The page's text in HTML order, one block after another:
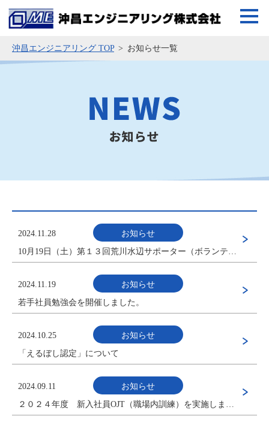
沖昌エンジニアリング TOP お知らせ一覧
2024.11.28
お知らせ
10月19日（土）第１３回荒川水辺サポーター（ボランティア活動）を実施しました。
2024.11.19
お知らせ
若手社員勉強会を開催しました。
2024.10.25
お知らせ
「えるぼし認定」について
2024.09.11
お知らせ
２０２４年度 新入社員OJT（職場内訓練）を実施しました。